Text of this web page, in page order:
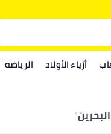
أزياء الأولاد الرياضة
"